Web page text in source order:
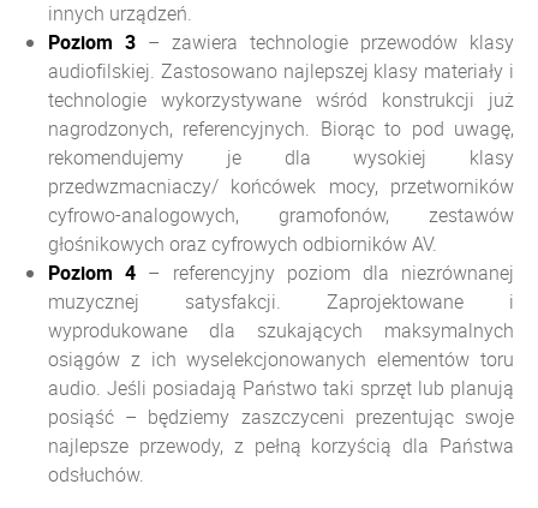
innych urządzeń.
Poziom 3 – zawiera technologie przewodów klasy
audiofilskiej. Zastosowano najlepszej klasy materiały i
technologie wykorzystywane wśród konstrukcji już
nagrodzonych, referencyjnych. Biorąc to pod uwagę,
rekomendujemy je dla wysokiej klasy
przedwzmacniaczy/ końcówek mocy, przetworników
cyfrowo-analogowych, gramofonów, zestawów
głośnikowych oraz cyfrowych odbiorników AV.
Poziom 4 – referencyjny poziom dla niezrównanej
muzycznej satysfakcji. Zaprojektowane i
wyprodukowane dla szukających maksymalnych
osiągów z ich wyselekcjonowanych elementów toru
audio. Jeśli posiadają Państwo taki sprzęt lub planują
posiąść – będziemy zaszczyceni prezentując swoje
najlepsze przewody, z pełną korzyścią dla Państwa
odsłuchów.